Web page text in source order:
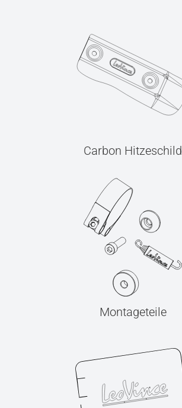
Carbon Hitzeschild
Montageteile